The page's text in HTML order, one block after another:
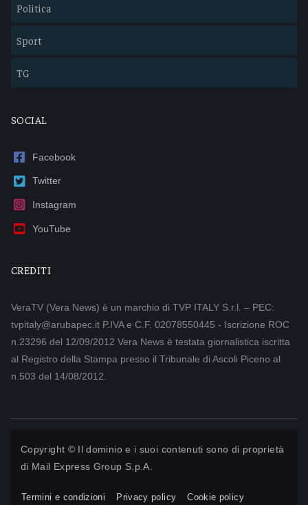
Politica
Sport
TG
SOCIAL
Facebook
Twitter
Instagram
YouTube
CREDITI
VeraTV (Vera News) è un marchio di TVP ITALY S.r.l. – PEC:
tvpitaly@arubapec.it P.IVA e C.F. 02078550445 - Iscrizione ROC
n.23296 del 12/09/2012 Vera News è testata giornalistica iscritta
al Registro della Stampa presso il Tribunale di Ascoli Piceno al
n.503 del 14/08/2012.
Copyright © Il dominio e i suoi contenuti sono di proprietà
di Mail Express Group S.p.A.
Termini e condizioni Privacy policy Cookie policy